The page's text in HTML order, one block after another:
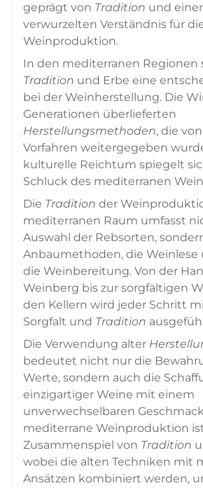
geprägt von Tradition und
verwurzelten Verständnis für
Weinproduktion.
In den mediterranen Regionen
Tradition und Erbe eine
bei der Weinherstellung. Die
Generationen überlieferten
Herstellungsmethoden, die
Vorfahren weitergegeben
kulturelle Reichtum spiegelt
Schluck des mediterranen
Die Tradition der
mediterranen Raum umfasst
Auswahl der Rebsorten,
Anbaumethoden, die Weinlese
die Weinbereitung. Von der
Weinberg bis zur sorgfältigen
den Kellern wird jeder Schritt
Sorgfalt und Tradition
Die Verwendung alter
bedeutet nicht nur die
Werte, sondern auch die
einzigartiger Weine mit einem
unverwechselbaren
mediterrane Weinproduktion
Zusammenspiel von Tradition
wobei die alten Techniken mit
Ansätzen kombiniert werden,